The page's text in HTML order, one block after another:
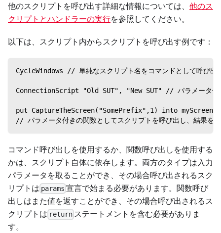
他のスクリプトを呼び出す詳細な情報については、 他のス
クリプトとハンドラーの実行を参照してください。
以下は、スクリプト内からスクリプトを呼び出す例です：
CycleWindows // 単純なスクリプト名をコマンドとして呼び出
ConnectionScript "Old SUT", "New SUT" // パラメータ付き
put CaptureTheScreen("SomePrefix",1) into
// パラメータ付きの関数としてスクリプトを呼び出し、結果を
コマンド呼び出しを使用するか、関数呼び出しを使用する
かは、スクリプト自体に依存します。両方のタイプは入力
パラメータを取ることができ、その場合呼び出されるスク
リプトは params 宣言で始まる必要があります。関数呼び
出しはまた値を返すことができ、その場合呼び出されるス
クリプトは return ステートメントを含む必要がありま
す。